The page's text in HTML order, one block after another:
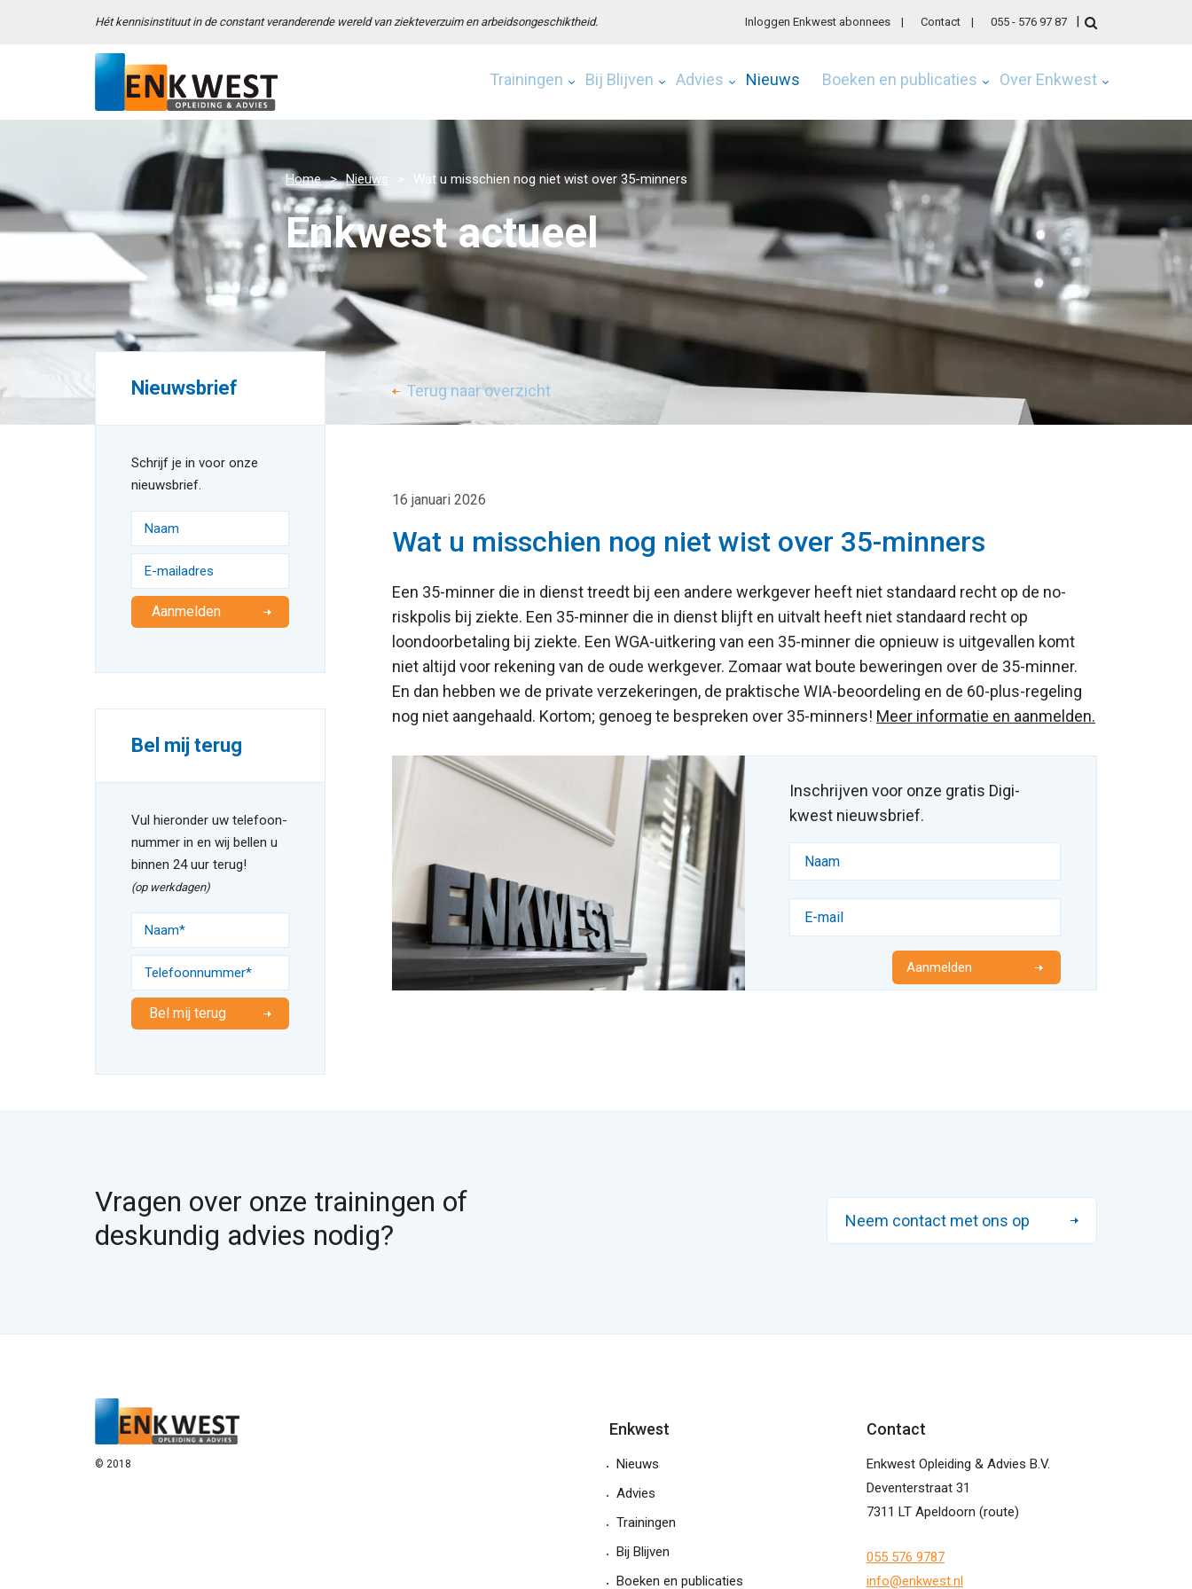
Hét kennisinstituut in de constant veranderende wereld van ziekteverzuim en arbeidsongeschiktheid. Inloggen Enkwest abonnees Contact 055 - 576 97 87
Trainingen Bij Blijven Advies Nieuws Boeken en publicaties Over Enkwest
Home Nieuws Wat u misschien nog niet wist over 35-minners
Enkwest actueel
Terug naar overzicht
16 januari 2026
Wat u misschien nog niet wist over 35-minners
Een 35-minner die in dienst treedt bij een andere werkgever heeft niet standaard recht op de no-
riskpolis bij ziekte. Een 35-minner die in dienst blijft en uitvalt heeft niet standaard recht op
loondoorbetaling bij ziekte. Een WGA-uitkering van een 35-minner die opnieuw is uitgevallen komt
niet altijd voor rekening van de oude werkgever. Zomaar wat boute beweringen over de 35-minner.
En dan hebben we de private verzekeringen, de praktische WIA-beoordeling en de 60-plus-regeling
nog niet aangehaald. Kortom; genoeg te bespreken over 35-minners! Meer informatie en aanmelden.
Inschrijven voor onze gratis Digi-
kwest nieuwsbrief.
Aanmelden
Nieuwsbrief
Schrijf je in voor onze
nieuwsbrief.
Aanmelden
Bel mij terug
Vul hieronder uw telefoon-
nummer in en wij bellen u
binnen 24 uur terug!
(op werkdagen)
Bel mij terug
Vragen over onze trainingen of
deskundig advies nodig?
Neem contact met ons op
© 2018
Enkwest
Nieuws
Advies
Trainingen
Bij Blijven
Boeken en publicaties
Contact
Enkwest Opleiding & Advies B.V.
Deventerstraat 31
7311 LT Apeldoorn (route)
055 576 9787
info@enkwest.nl